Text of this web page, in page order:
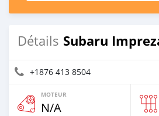
Détails Subaru
+1876 413 8504
MOTEUR
N/A